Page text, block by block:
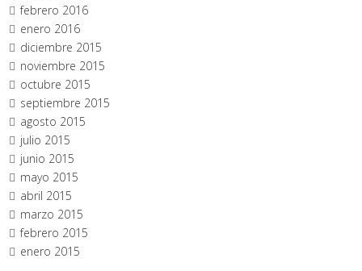
febrero 2016
enero 2016
diciembre 2015
noviembre 2015
octubre 2015
septiembre 2015
agosto 2015
julio 2015
junio 2015
mayo 2015
abril 2015
marzo 2015
febrero 2015
enero 2015